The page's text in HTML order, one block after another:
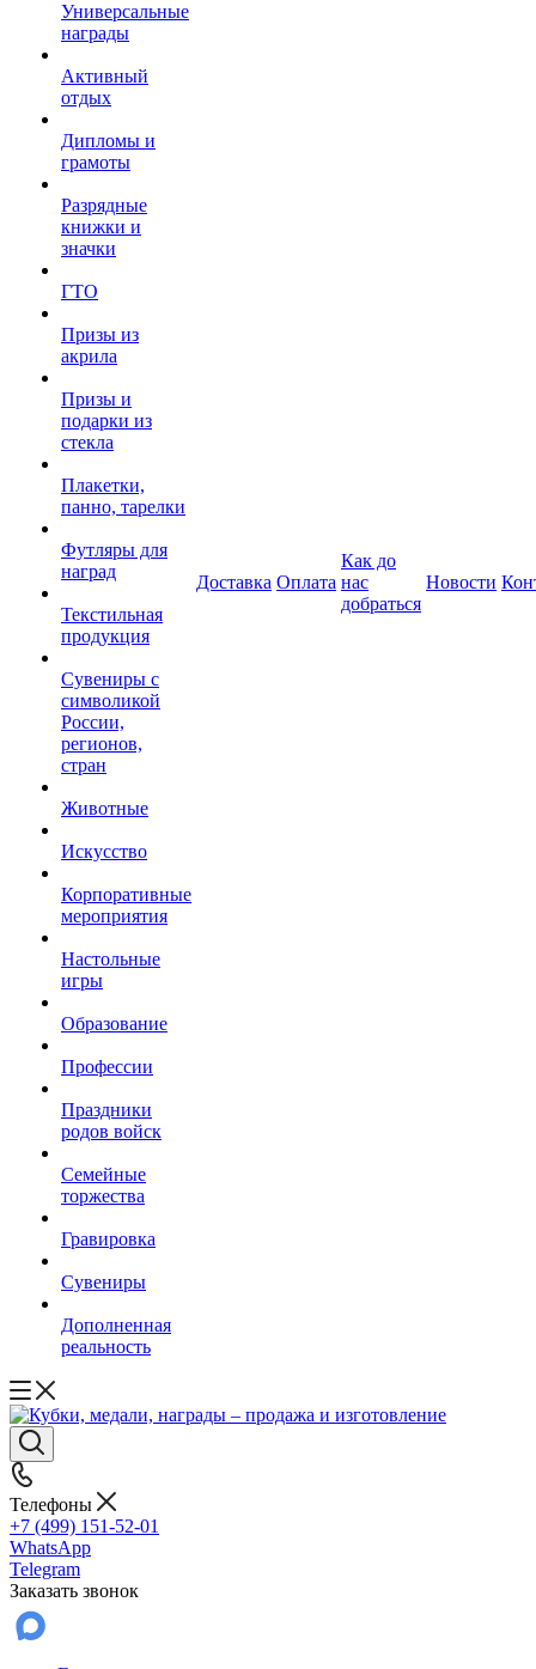
Универсальные
награды
Активный
отдых
Дипломы и
грамоты
Разрядные
книжки и
значки
ГТО
Призы из
акрила
Призы и
подарки из
стекла
Плакетки,
панно, тарелки
Футляры для
наград
Текстильная
продукция
Сувениры с
символикой
России,
регионов,
стран
Животные
Искусство
Корпоративные
мероприятия
Настольные
игры
Образование
Профессии
Праздники
родов войск
Семейные
торжества
Гравировка
Сувениры
Дополненная
реальность
Доставка Оплата
Как до
нас
добраться
Новости
Телефоны
+7 (499) 151-52-01
WhatsApp
Telegram
Заказать звонок